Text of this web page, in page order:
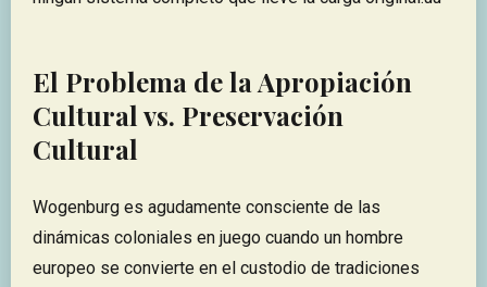
El Problema de la Apropiación
Cultural vs. Preservación
Cultural
Wogenburg es agudamente consciente de las
dinámicas coloniales en juego cuando un hombre
europeo se convierte en el custodio de tradiciones